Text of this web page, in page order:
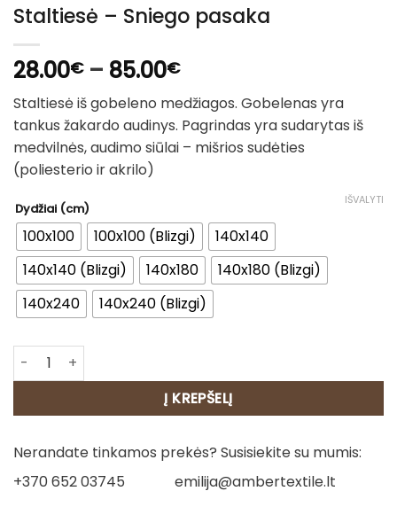
Staltiesė – Sniego pasaka
28.00€ – 85.00€Price
range:
28.00€
through
85.00€
Staltiesė iš gobeleno medžiagos. Gobelenas yra
tankus žakardo audinys. Pagrindas yra sudarytas iš
medvilnės, audimo siūlai – mišrios sudėties
(poliesterio ir akrilo)
Dydžiai (cm)
100x100 100x100 (Blizgi)
140x140
140x140 (Blizgi)
140x180
140x180 (Blizgi)
140x240
140x240 (Blizgi)
IŠVALYTI
produkto kiekis: Staltiesė - Sniego pasaka
Į KREPŠELĮ
Nerandate tinkamos prekės? Susisiekite su mumis:
+370 652 03745
emilija@ambertextile.lt